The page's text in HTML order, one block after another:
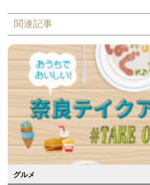
関連記事
グルメ